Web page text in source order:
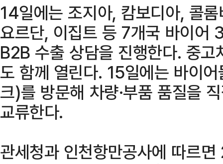
14일에는 조지아, 캄보디아, 콜
요르단, 이집트 등 7개국 바이어
B2B 수출 상담을 진행한다. 중
도 함께 열린다. 15일에는 바이
크)를 방문해 차량·부품 품질을
교류한다.
관세청과 인천항만공사에 따르